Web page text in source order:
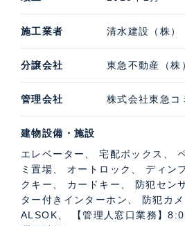
施工業者 清水建設（株）
分譲会社 東急不動産（株
管理会社 株式会社東急コ
建物設備・施設
エレベーター、 宅配ボックス、
ミ置場、 オートロック、 ディン
クキー、 カードキー、 防犯セン
ター付きインターホン、 防犯カメ
ALSOK、 【管理人窓口業務】